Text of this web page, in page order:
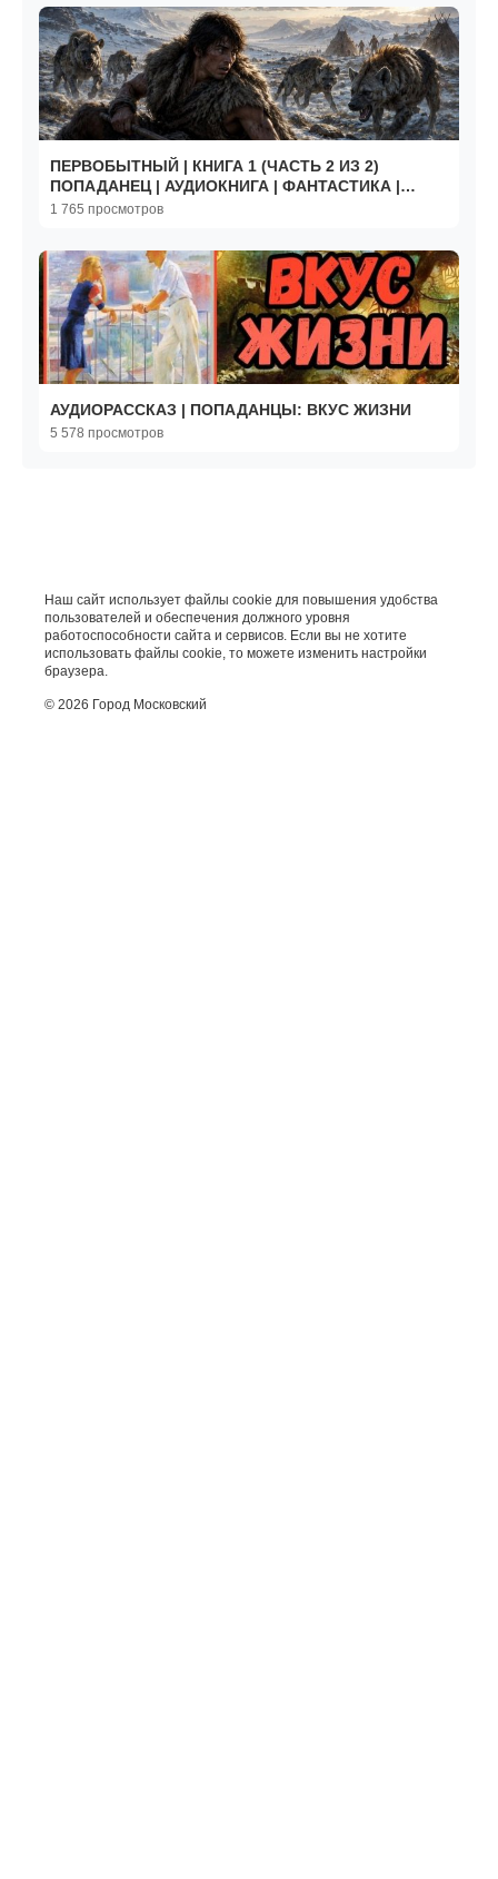
ПЕРВОБЫТНЫЙ | КНИГА 1 (ЧАСТЬ 2 ИЗ 2)
ПОПАДАНЕЦ | АУДИОКНИГА | ФАНТАСТИКА |
#аудиокнига #фантастика
1 765 просмотров
АУДИОРАССКАЗ | ПОПАДАНЦЫ: ВКУС ЖИЗНИ
5 578 просмотров
Наш сайт использует файлы cookie для повышения удобства
пользователей и обеспечения должного уровня
работоспособности сайта и сервисов. Если вы не хотите
использовать файлы cookie, то можете изменить настройки
браузера.
© 2026 Город Московский